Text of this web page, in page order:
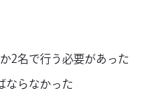
2名で行う必要があった
ならなかった